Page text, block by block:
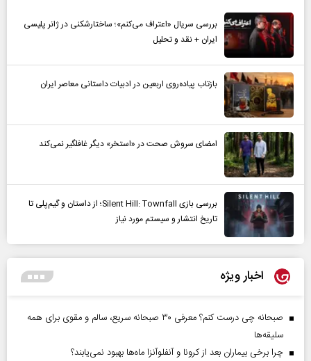
بررسی سریال «اعتراف می‌کنم»؛ ساختارشکنی در ژانر پلیسی
ایران + نقد و تحلیل
بازتاب پیاده‌روی اربعین در ادبیات داستانی معاصر ایران
امضای سروش صحت در «استخر» دیگر غافلگیر نمی‌کند
بررسی بازی Silent Hill: Townfall؛ از داستان و گیم‌پلی تا
تاریخ انتشار و سیستم مورد نیاز
اخبار ویژه
صبحانه چی درست کنم؟ معرفی ۳۰ صبحانه سریع، سالم و مقوی برای همه
سلیقه‌ها
چرا برخی بیماران بعد از کرونا و آنفلوآنزا ماه‌ها بهبود نمی‌یابند؟